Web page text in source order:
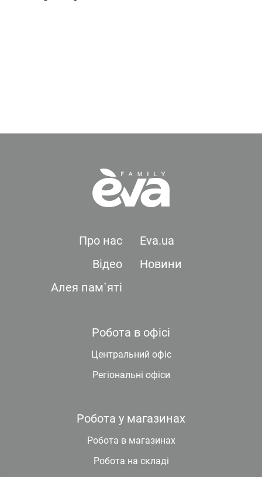
Про нас
Eva.ua
Відео
Новини
Алея пам`яті
Робота в офісі
Центральний офіс
Регіональні офіси
Робота у магазинах
Робота в магазинах
Робота на складі